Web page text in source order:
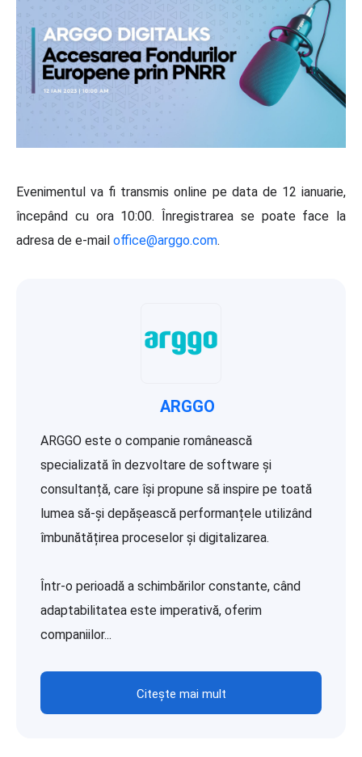
Evenimentul va fi transmis online pe data de 12 ianuarie,
începând cu ora 10:00. Înregistrarea se poate face la
adresa de e-mail office@arggo.com.
ARGGO
ARGGO este o companie românească
specializată în dezvoltare de software și
consultanță, care își propune să inspire pe toată
lumea să-și depășească performanțele utilizând
îmbunătățirea proceselor și digitalizarea.
Într-o perioadă a schimbărilor constante, când
adaptabilitatea este imperativă, oferim
companiilor...
Citește mai mult